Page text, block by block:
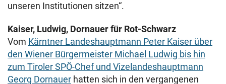
unseren Institutionen sitzen“.
Kaiser, Ludwig, Dornauer für Rot-Schwarz
Vom Kärntner Landeshauptmann Peter Kaiser über
den Wiener Bürgermeister Michael Ludwig bis hin
zum Tiroler SPÖ-Chef und Vizelandeshauptmann
Georg Dornauer hatten sich in den vergangenen